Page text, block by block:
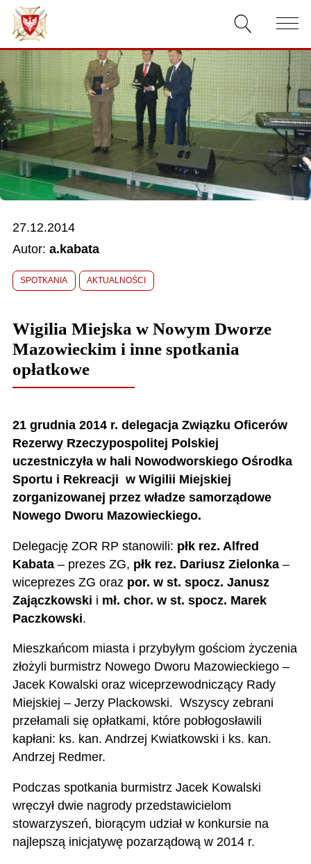
AKTUALNOŚCI
O ZWIĄZKU
DOKUMENTY
WŁADZE
RELACJE FILMOWE
KONKURSY
27.12.2014
Autor: a.kabata
SPOTKANIA AKTUALNOŚCI
Wigilia Miejska w Nowym Dworze
Mazowieckim i inne spotkania
opłatkowe
21 grudnia 2014 r. delegacja Związku Oficerów
Rezerwy Rzeczypospolitej Polskiej
uczestniczyła w hali Nowodworskiego Ośrodka
Sportu i Rekreacji w Wigilii Miejskiej
zorganizowanej przez władze samorządowe
Nowego Dworu Mazowieckiego.
Delegację ZOR RP stanowili: płk rez. Alfred
Kabata– prezes ZG, płk rez. Dariusz Zielonka–
wiceprezes ZG oraz por. w st. spocz. Janusz
Zajączkowski i mł. chor. w st. spocz. Marek
Paczkowski.
Mieszkańcom miasta i przybyłym gościom życzenia
złożyli burmistrz Nowego Dworu Mazowieckiego –
Jacek Kowalski oraz wiceprzewodniczący Rady
Miejskiej – Jerzy Plackowski. Wszyscy zebrani
przełamali się opłatkami, które pobłogosławili
kapłani: ks. kan. Andrzej Kwiatkowski i ks. kan.
Andrzej Redmer.
Podczas spotkania burmistrz Jacek Kowalski
wręczył dwie nagrody przedstawicielom
stowarzyszeń, biorącym udział w konkursie na
najlepszą inicjatywę pozarządową w 2014 r.